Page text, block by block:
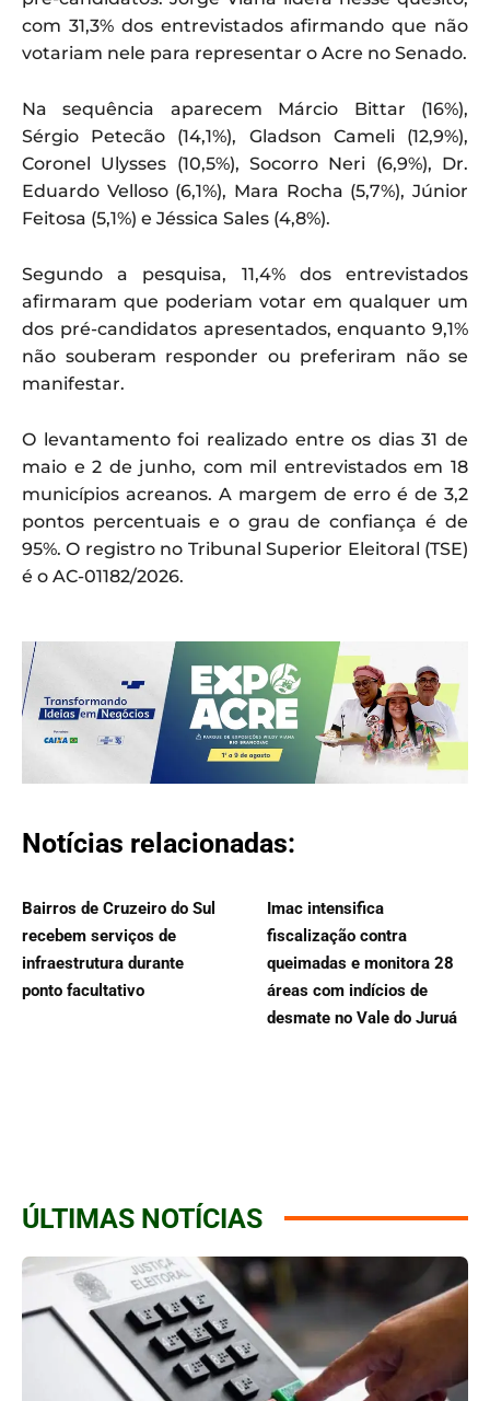
com 31,3% dos entrevistados afirmando que não
votariam nele para representar o Acre no Senado.
Na sequência aparecem Márcio Bittar (16%),
Sérgio Petecão (14,1%), Gladson Cameli (12,9%),
Coronel Ulysses (10,5%), Socorro Neri (6,9%), Dr.
Eduardo Velloso (6,1%), Mara Rocha (5,7%), Júnior
Feitosa (5,1%) e Jéssica Sales (4,8%).
Segundo a pesquisa, 11,4% dos entrevistados
afirmaram que poderiam votar em qualquer um
dos pré-candidatos apresentados, enquanto 9,1%
não souberam responder ou preferiram não se
manifestar.
O levantamento foi realizado entre os dias 31 de
maio e 2 de junho, com mil entrevistados em 18
municípios acreanos. A margem de erro é de 3,2
pontos percentuais e o grau de confiança é de
95%. O registro no Tribunal Superior Eleitoral (TSE)
é o AC-01182/2026.
Notícias relacionadas:
Bairros de Cruzeiro do Sul
recebem serviços de
infraestrutura durante
ponto facultativo
Imac intensifica
fiscalização contra
queimadas e monitora 28
áreas com indícios de
desmate no Vale do Juruá
ÚLTIMAS NOTÍCIAS